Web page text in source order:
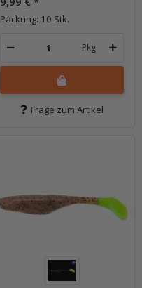
Packung: 10 Stk.
Pkg.
Frage zum Artikel